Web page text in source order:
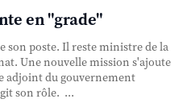
en "grade"
son poste. Il reste ministre de la
Une nouvelle mission s'ajoute
adjoint du gouvernement
son rôle. ...